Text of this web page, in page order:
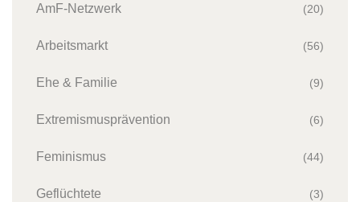
AmF-Netzwerk (20)
Arbeitsmarkt (56)
Ehe & Familie (9)
Extremismusprävention (6)
Feminismus (44)
Geflüchtete (3)